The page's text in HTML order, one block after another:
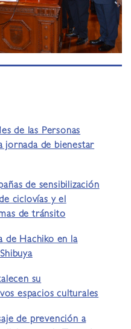
de las Personas
jornada de bienestar
de sensibilización
ciclovías y el
de tránsito
de Hachiko en la
su
espacios culturales
de prevención a